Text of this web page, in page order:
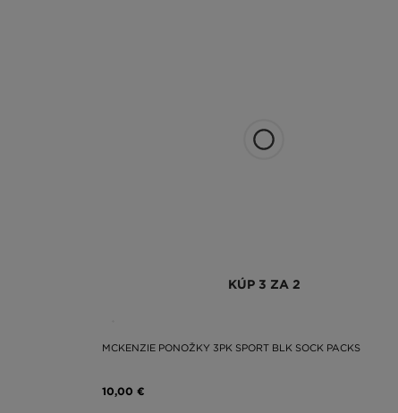
KÚP 3 ZA 2
MCKENZIE PONOŽKY 3PK SPORT BLK SOCK PACKS
10,00 €